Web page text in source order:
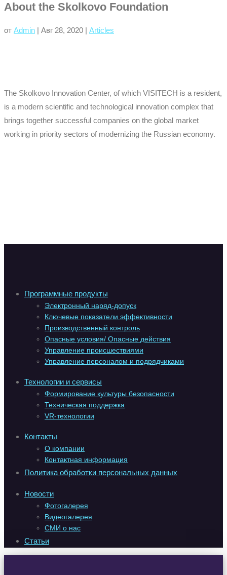
About the Skolkovo Foundation
от Admin | Авг 28, 2020 | Articles
The Skolkovo Innovation Center, of which VISITECH is a resident,
is a modern scientific and technological innovation complex that
brings together successful companies on the global market
working in priority sectors of modernizing the Russian economy.
Программные продукты
Электронный наряд-допуск
Ключевые показатели эффективности
Производственный контроль
Опасные условия/ Опасные действия
Управление происшествиями
Управление персоналом и подрядчиками
Технологии и сервисы
Формирование культуры безопасности
Техническая поддержка
VR-технологии
Контакты
О компании
Контактная информация
Политика обработки персональных данных
Новости
Фотогалерея
Видеогалерея
СМИ о нас
Статьи